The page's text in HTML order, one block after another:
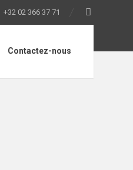
+32 02 366 37 71
Contactez-nous